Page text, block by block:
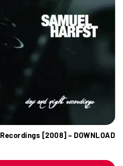
[2008] – DOWNLOAD